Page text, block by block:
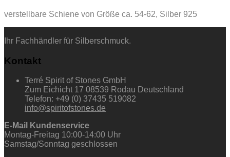
verstellbare Schiene von Größe ca. 54-62, Silber 925
Ihr Fachhändler für Silberschmuck.
Kontakt
Terré Spirit of Stones GmbH
Zum Eichicht 17 08539 Rodau Deutschland
Telefon: +49 (0) 37435 519082
info@spiritofstones.de
E-Mail Kundenservice
Montag-Freitag 10:00-14:00 Uhr
Samstag/Sonntag geschlossen